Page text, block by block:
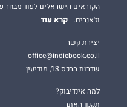
הקוראים הישראלים לעוד
וז'אנרים.
קרא עוד
יצירת קשר
office@indiebook.co.il
שדרות הרכס 13, מודיעין
למה אינדיבוק?
תקנון האתר